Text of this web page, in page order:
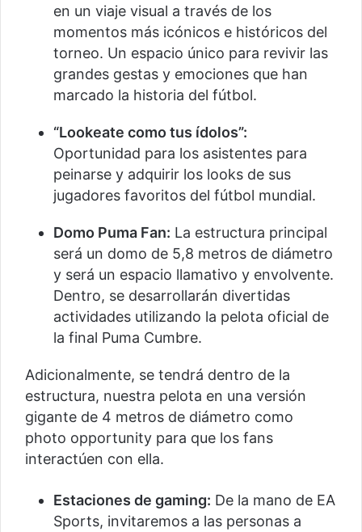
en un viaje visual a través de los
momentos más icónicos e históricos del
torneo. Un espacio único para revivir las
grandes gestas y emociones que han
marcado la historia del fútbol.
“Lookeate como tus ídolos”:
Oportunidad para los asistentes para
peinarse y adquirir los looks de sus
jugadores favoritos del fútbol mundial.
Domo Puma Fan: La estructura principal
será un domo de 5,8 metros de diámetro
y será un espacio llamativo y envolvente.
Dentro, se desarrollarán divertidas
actividades utilizando la pelota oficial de
la final Puma Cumbre.
Adicionalmente, se tendrá dentro de la
estructura, nuestra pelota en una versión
gigante de 4 metros de diámetro como
photo opportunity para que los fans
interactúen con ella.
Estaciones de gaming: De la mano de EA
Sports, invitaremos a las personas a